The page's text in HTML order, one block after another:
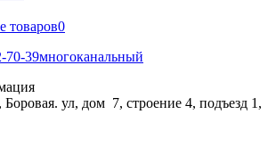
товаров0
70-39многоканальный
Боровая. ул, дом 7, строение 4, подъезд 1,